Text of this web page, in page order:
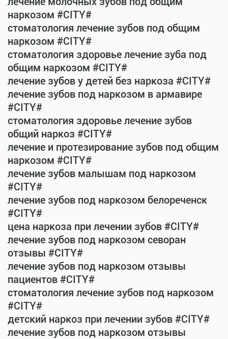
наркозом #CITY#
стоматология лечение зубов под общим
наркозом #CITY#
стоматология здоровье лечение зуба под
общим наркозом #CITY#
лечение зубов у детей без наркоза #CITY#
лечение зубов под наркозом в армавире
#CITY#
стоматология здоровье лечение зубов
общий наркоз #CITY#
лечение и протезирование зубов под общим
наркозом #CITY#
лечение зубов малышам под наркозом
#CITY#
лечение зубов под наркозом белореченск
#CITY#
цена наркоза при лечении зубов #CITY#
лечение зубов под наркозом севоран
отзывы #CITY#
лечение зубов под наркозом отзывы
пациентов #CITY#
стоматология лечение зубов под наркозом
#CITY#
детский наркоз при лечении зубов #CITY#
лечение зубов под наркозом отзывы